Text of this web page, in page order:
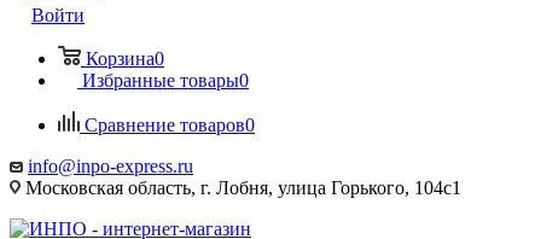
Войти
Корзина0
Избранные товары0
Сравнение товаров0
info@inpo-express.ru
Московская область, г. Лобня, улица Горького, 104с1